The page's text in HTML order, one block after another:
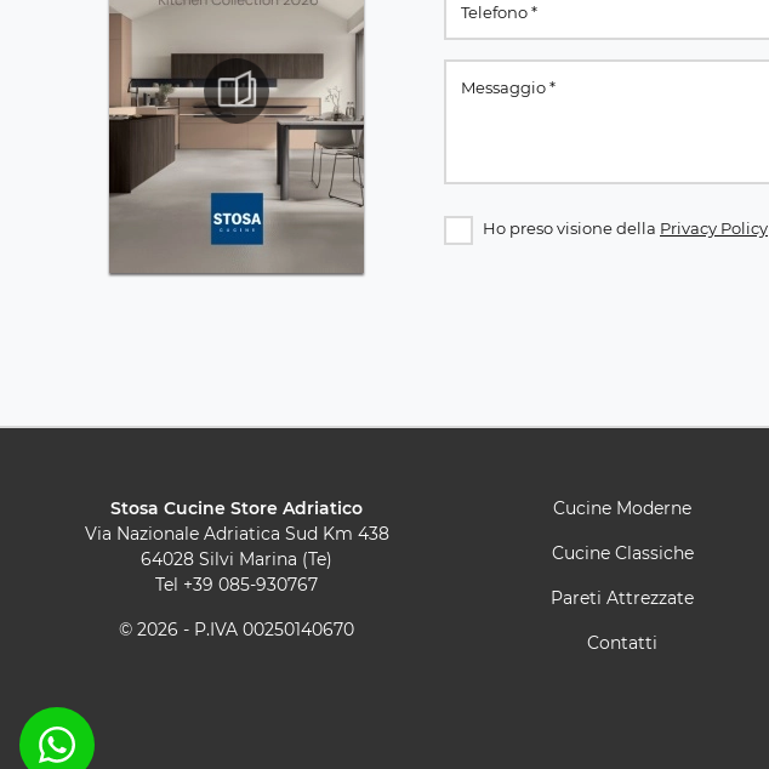
Ho preso visione della Privacy Policy
Stosa Cucine Store Adriatico
Via Nazionale Adriatica Sud Km 438
64028 Silvi Marina (Te)
Tel +39 085-930767
© 2026 - P.IVA 00250140670
Cucine Moderne
Cucine Classiche
Pareti Attrezzate
Contatti